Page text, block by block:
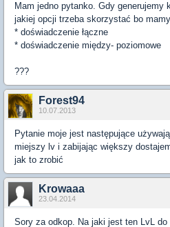
Mam jedno pytanko. Gdy generujemy
jakiej opcji trzeba skorzystać bo mamy
* doświadczenie łączne
* doświadczenie między- poziomowe
???
Forest94
10.07.2013
Pytanie moje jest następujące
miejszy lv i zabijając większy
jak to zrobić
Krowaaa
23.04.2014
Sory za odkop. Na jaki jest ten LvL do